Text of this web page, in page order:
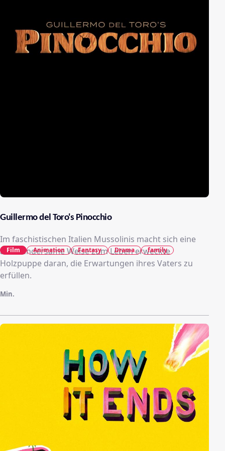
Guillermo del Toro's Pinocchio
Im faschistischen Italien Mussolinis macht sich eine
auf wundersame Weise zum Leben erweckte
Holzpuppe daran, die Erwartungen ihres Vaters zu
erfüllen.
Min.
Film Animation Fantasy Drama family